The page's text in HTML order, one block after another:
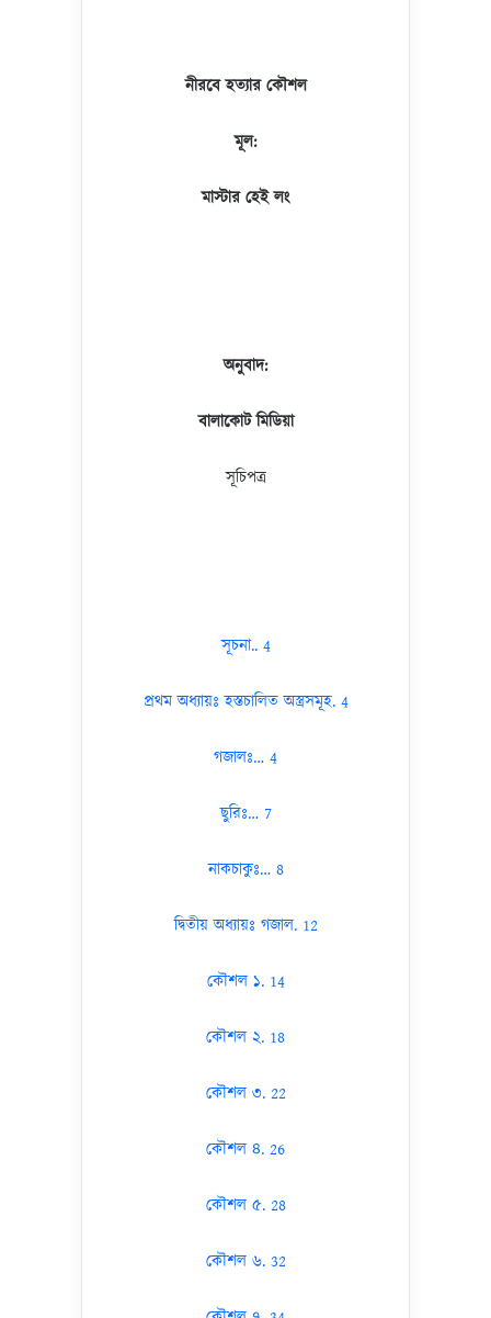
নীরবে হত্যার কৌশল
মূল:
মাস্টার হেই লং
অনুবাদ:
বালাকোট মিডিয়া
সূচিপত্র
সূচনা.. 4
প্রথম অধ্যায়ঃ হস্তচালিত অস্ত্রসমূহ. 4
গজালঃ… 4
ছুরিঃ… 7
নাকচাকুঃ… 8
দ্বিতীয় অধ্যায়ঃ গজাল. 12
কৌশল ১. 14
কৌশল ২. 18
কৌশল ৩. 22
কৌশল ৪. 26
কৌশল ৫. 28
কৌশল ৬. 32